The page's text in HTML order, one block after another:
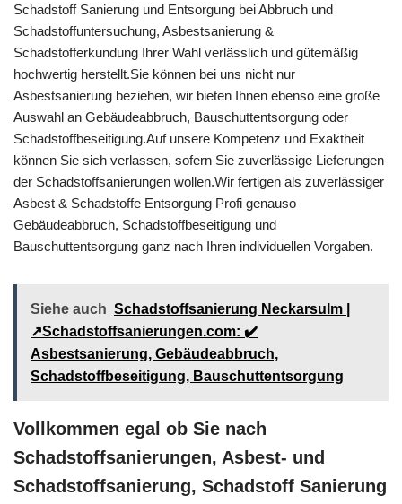
Schadstoff Sanierung und Entsorgung bei Abbruch und
Schadstoffuntersuchung, Asbestsanierung &
Schadstofferkundung Ihrer Wahl verlässlich und gütemäßig
hochwertig herstellt.Sie können bei uns nicht nur
Asbestsanierung beziehen, wir bieten Ihnen ebenso eine große
Auswahl an Gebäudeabbruch, Bauschuttentsorgung oder
Schadstoffbeseitigung.Auf unsere Kompetenz und Exaktheit
können Sie sich verlassen, sofern Sie zuverlässige Lieferungen
der Schadstoffsanierungen wollen.Wir fertigen als zuverlässiger
Asbest & Schadstoffe Entsorgung Profi genauso
Gebäudeabbruch, Schadstoffbeseitigung und
Bauschuttentsorgung ganz nach Ihren individuellen Vorgaben.
Siehe auch Schadstoffsanierung Neckarsulm |
↗️Schadstoffsanierungen.com: ✔️
Asbestsanierung, Gebäudeabbruch,
Schadstoffbeseitigung, Bauschuttentsorgung
Vollkommen egal ob Sie nach
Schadstoffsanierungen, Asbest- und
Schadstoffsanierung, Schadstoff Sanierung